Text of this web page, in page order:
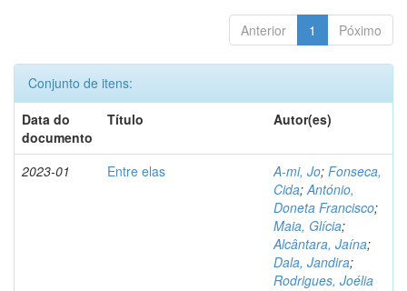
Anterior 1 Póximo
Conjunto de itens:
Data do
documento
Título Autor(es)
2023-01 Entre elas A-mi, Jo; Fonseca,
Cida;António,
Doneta Francisco;
Maia, Glícia;
Alcântara, Jaína;
Dala, Jandira;
Rodrigues, Joélia